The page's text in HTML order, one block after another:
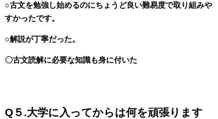
○古文を勉強し始めるのにちょうど良い難易度で取り組みや
すかったです。
○解説が丁寧だった。
〇古文読解に必要な知識も身に付いた
Q５.大学に入ってからは何を頑張ります